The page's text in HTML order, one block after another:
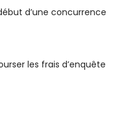
d’une concurrence
les frais d’enquête